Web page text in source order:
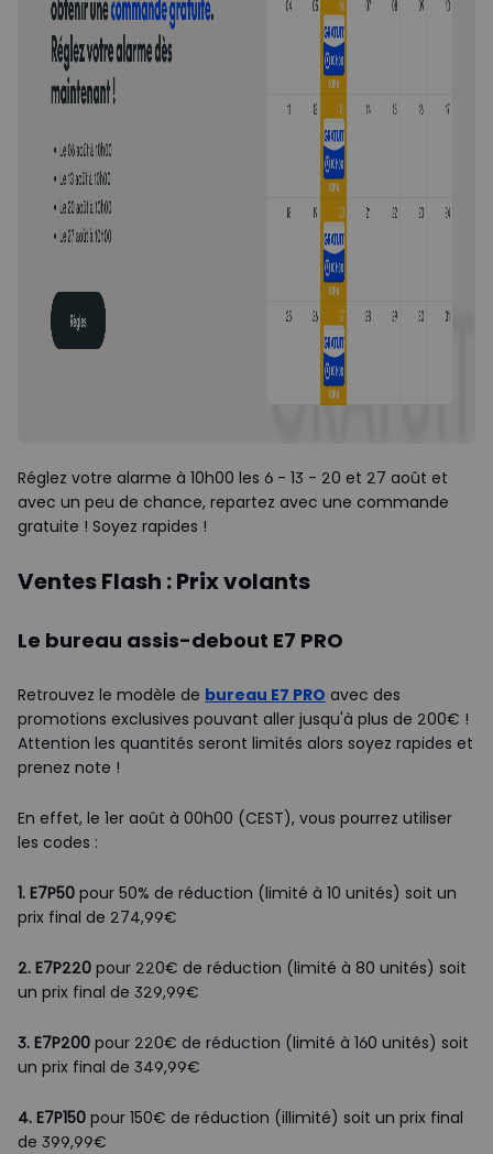
Réglez votre alarme à 10h00 les 6 - 13 - 20 et 27 août et
avec un peu de chance, repartez avec une commande
gratuite ! Soyez rapides !
Ventes Flash : Prix volants
Le bureau assis-debout E7 PRO
Retrouvez le modèle de bureau E7 PRO avec des
promotions exclusives pouvant aller jusqu'à plus de 200€ !
Attention les quantités seront limités alors soyez rapides et
prenez note !
En effet, le 1er août à 00h00 (CEST), vous pourrez utiliser
les codes :
1. E7P50 pour 50% de réduction (limité à 10 unités) soit un
prix final de 274,99€
2. E7P220 pour 220€ de réduction (limité à 80 unités) soit
un prix final de 329,99€
3. E7P200 pour 220€ de réduction (limité à 160 unités) soit
un prix final de 349,99€
4. E7P150 pour 150€ de réduction (illimité) soit un prix final
de 399,99€